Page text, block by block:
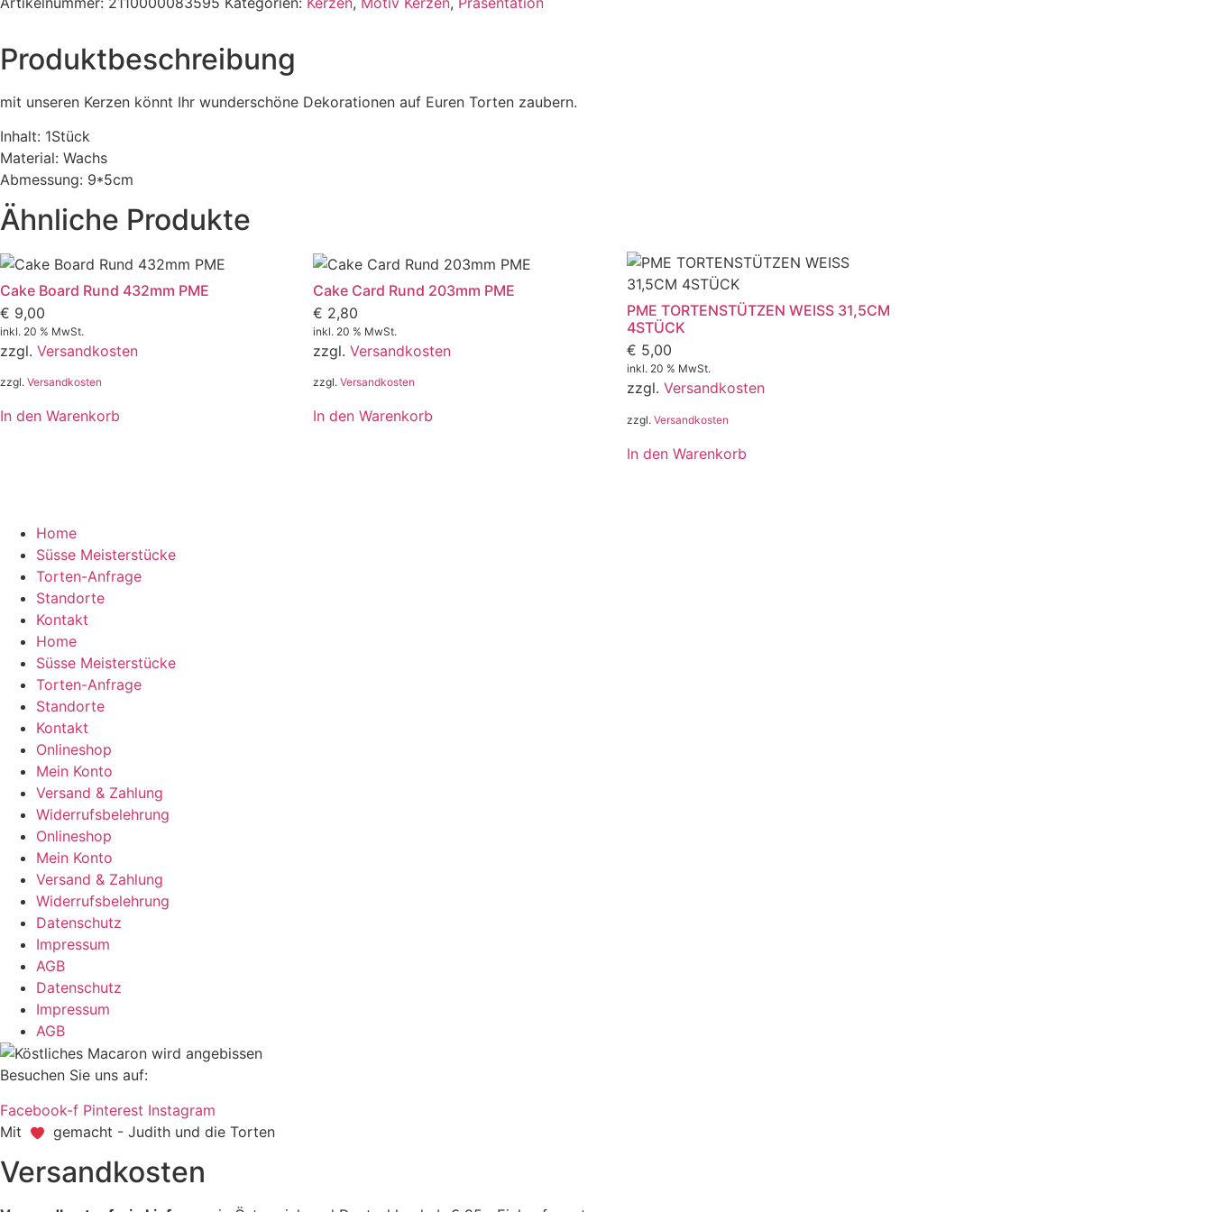
Produktbeschreibung
mit unseren Kerzen könnt Ihr wunderschöne Dekorationen auf Euren Torten zaubern.
Inhalt: 1Stück
Material: Wachs
Abmessung: 9*5cm
Ähnliche Produkte
Cake Board Rund 432mm PME
€ 9,00
inkl. 20 % MwSt.
zzgl. Versandkosten
zzgl. Versandkosten
In den Warenkorb
Cake Card Rund 203mm PME
€ 2,80
inkl. 20 % MwSt.
zzgl.Versandkosten
zzgl.Versandkosten
In den Warenkorb
PME TORTENSTÜTZEN WEISS 31,5CM
4STÜCK
€ 5,00
inkl. 20 % MwSt.
zzgl. Versandkosten
zzgl. Versandkosten
In den Warenkorb
Home
Süsse Meisterstücke
Torten-Anfrage
Standorte
Kontakt
Home
Süsse Meisterstücke
Torten-Anfrage
Standorte
Kontakt
Onlineshop
Mein Konto
Versand & Zahlung
Widerrufsbelehrung
Onlineshop
Mein Konto
Versand & Zahlung
Widerrufsbelehrung
Datenschutz
Impressum
AGB
Datenschutz
Impressum
AGB
Besuchen Sie uns auf:
Facebook-f Pinterest Instagram
Mit
gemacht - Judith und die Torten
Versandkosten